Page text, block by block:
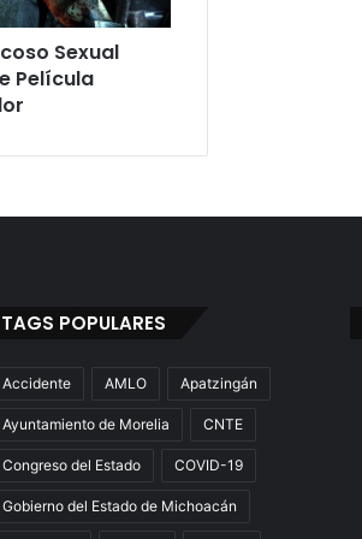
Sexual
Película
TAGS POPULARES
Accidente AMLO Apatzingán
Ayuntamiento de Morelia CNTE
Congreso del Estado COVID-19
Gobierno del Estado de Michoacán